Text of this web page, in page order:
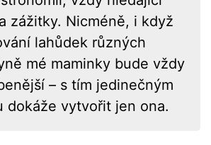
zážitky. Nicméně, i když
lahůdek různých
mé maminky bude vždy
– s tím jedinečným
dokáže vytvořit jen ona.